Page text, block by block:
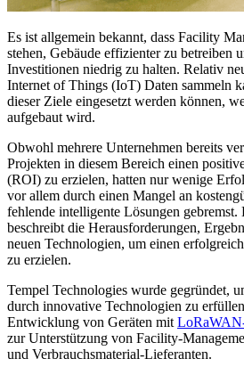
Es ist allgemein bekannt, dass Facility
stehen, Gebäude effizienter zu betreiben
Investitionen niedrig zu halten. Relativ
Internet of Things (IoT) Daten sammeln
dieser Ziele eingesetzt werden können,
aufgebaut wird.
Obwohl mehrere Unternehmen bereits
Projekten in diesem Bereich einen
(ROI) zu erzielen, hatten nur wenige
vor allem durch einen Mangel an
fehlende intelligente Lösungen
beschreibt die Herausforderungen,
neuen Technologien, um einen
zu erzielen.
Tempel Technologies wurde gegründet,
durch innovative Technologien zu
Entwicklung von Geräten mit
zur Unterstützung von Facility-
und Verbrauchsmaterial-Lieferanten.